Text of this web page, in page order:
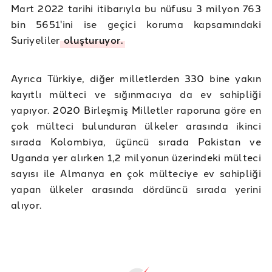
Mart 2022 tarihi itibarıyla bu nüfusu 3 milyon 763
bin 5651'ini ise geçici koruma kapsamındaki
Suriyelileroluşturuyor.
Ayrıca Türkiye, diğer milletlerden 330 bine yakın
kayıtlı mülteci ve sığınmacıya da ev sahipliği
yapıyor. 2020 Birleşmiş Milletler raporuna göre en
çok mülteci bulunduran ülkeler arasında ikinci
sırada Kolombiya, üçüncü sırada Pakistan ve
Uganda yer alırken 1,2 milyonun üzerindeki mülteci
sayısı ile Almanya en çok mülteciye ev sahipliği
yapan ülkeler arasında dördüncü sırada yerini
alıyor.